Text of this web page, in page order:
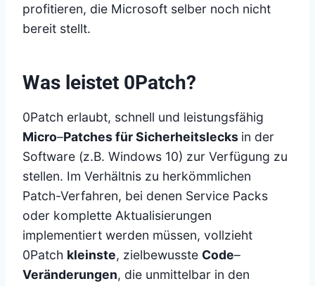
profitieren, die Microsoft selber noch nicht
bereit stellt.
Was leistet 0Patch?
0Patch erlaubt, schnell und leistungsfähig
Micro–Patches für Sicherheitslecks in der
Software (z.B. Windows 10) zur Verfügung zu
stellen. Im Verhältnis zu herkömmlichen
Patch-Verfahren, bei denen Service Packs
oder komplette Aktualisierungen
implementiert werden müssen, vollzieht
0Patch kleinste, zielbewusste Code–
Veränderungen, die unmittelbar in den